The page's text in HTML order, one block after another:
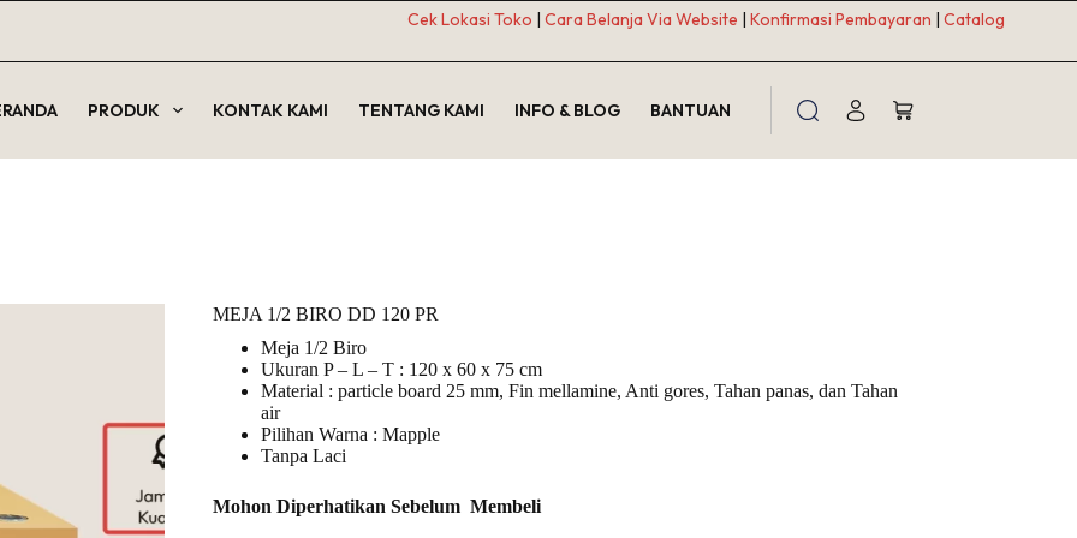
Cek Lokasi Toko | Cara Belanja Via Website | Konfirmasi Pembayaran | Catalog
PRODUK KONTAK KAMI TENTANG KAMI INFO & BLOG BANTUAN
Shopping
MEJA 1/2 BIRO DD 120 PR
Meja 1/2 Biro
Ukuran P – L – T : 120 x 60 x 75 cm
Material : particle board 25 mm, Fin mellamine, Anti gores, Tahan panas, dan Tahan
air
Pilihan Warna : Mapple
Tanpa Laci
Mohon Diperhatikan Sebelum Membeli